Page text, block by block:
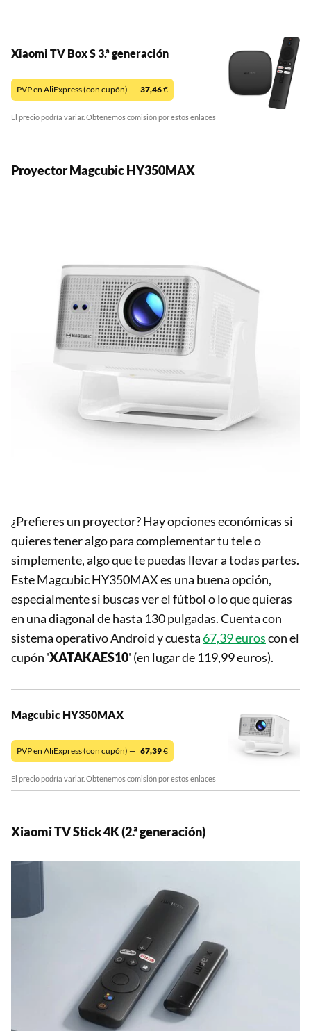
Xiaomi TV Box S 3.ª generación
PVP en AliExpress (con cupón) — 37,46€
El precio podría variar. Obtenemos comisión por estos enlaces
Proyector Magcubic HY350MAX
¿Prefieres un proyector? Hay opciones económicas si
quieres tener algo para complementar tu tele o
simplemente, algo que te puedas llevar a todas partes.
Este Magcubic HY350MAX es una buena opción,
especialmente si buscas ver el fútbol o lo que quieras
en una diagonal de hasta 130 pulgadas. Cuenta con
sistema operativo Android y cuesta 67,39 euroscon el
cupón 'XATAKAES10' (en lugar de 119,99 euros).
Magcubic HY350MAX
PVP en AliExpress (con cupón) — 67,39€
El precio podría variar. Obtenemos comisión por estos enlaces
Xiaomi TV Stick 4K (2.ª generación)